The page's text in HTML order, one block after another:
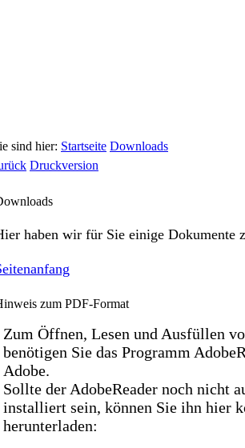
sind hier: Startseite Downloads
Druckversion
haben wir für Sie einige Dokumente
zum PDF-Format
Zum Öffnen, Lesen und Ausfüllen
benötigen Sie das Programm
Adobe.
Sollte der AdobeReader noch nicht
installiert sein, können Sie ihn hier
herunterladen: